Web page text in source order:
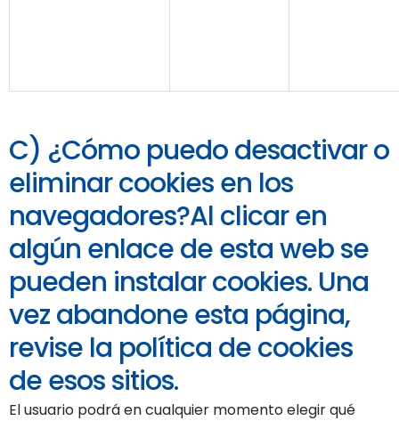
C) ¿Cómo puedo desactivar o
eliminar cookies en los
navegadores?Al clicar en
algún enlace de esta web se
pueden instalar cookies. Una
vez abandone esta página,
revise la política de cookies
de esos sitios.
El usuario podrá en cualquier momento elegir qué